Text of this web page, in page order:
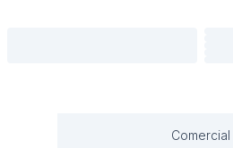
Comercial